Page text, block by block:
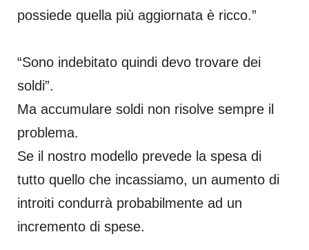
possiede quella più aggiornata è ricco.”
“Sono indebitato quindi devo trovare dei
soldi”.
Ma accumulare soldi non risolve sempre il
problema.
Se il nostro modello prevede la spesa di
tutto quello che incassiamo, un aumento di
introiti condurrà probabilmente ad un
incremento di spese.